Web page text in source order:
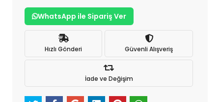
WhatsApp ile Sipariş Ver
Hızlı Gönderi Güvenli Alışveriş
İade ve Değişim